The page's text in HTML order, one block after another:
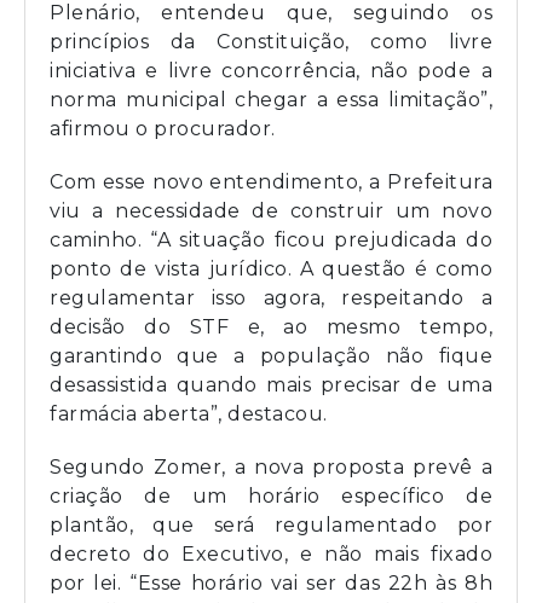
Plenário, entendeu que, seguindo os
princípios da Constituição, como livre
iniciativa e livre concorrência, não pode a
norma municipal chegar a essa limitação”,
afirmou o procurador.
Com esse novo entendimento, a Prefeitura
viu a necessidade de construir um novo
caminho. “A situação ficou prejudicada do
ponto de vista jurídico. A questão é como
regulamentar isso agora, respeitando a
decisão do STF e, ao mesmo tempo,
garantindo que a população não fique
desassistida quando mais precisar de uma
farmácia aberta”, destacou.
Segundo Zomer, a nova proposta prevê a
criação de um horário específico de
plantão, que será regulamentado por
decreto do Executivo, e não mais fixado
por lei. “Esse horário vai ser das 22h às 8h